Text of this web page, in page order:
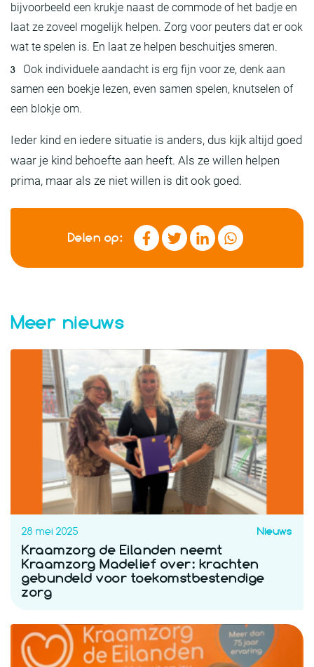
bijvoorbeeld een krukje naast de commode of het badje en
laat ze zoveel mogelijk helpen. Zorg voor peuters dat er ook
wat te spelen is. En laat ze helpen beschuitjes smeren.
Ook individuele aandacht is erg fijn voor ze, denk aan
samen een boekje lezen, even samen spelen, knutselen of
een blokje om.
Ieder kind en iedere situatie is anders, dus kijk altijd goed
waar je kind behoefte aan heeft. Als ze willen helpen
prima, maar als ze niet willen is dit ook goed.
Delen op:
Meer nieuws
28 mei 2025 Nieuws
Kraamzorg de Eilanden neemt
Kraamzorg Madelief over: krachten
gebundeld voor toekomstbestendige
zorg